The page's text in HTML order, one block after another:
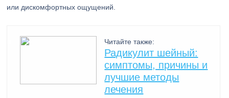
или дискомфортных ощущений.
Читайте также:
Радикулит шейный:
симптомы, причины и
лучшие методы
лечения